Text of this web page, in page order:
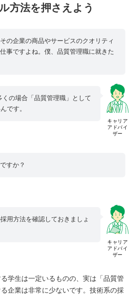
方法を押さえよう
の企業の商品やサービスのクオリティ
事ですよね。僕、品質管理職に就きた
キャリア
アドバイ
ザー
くの場合「品質管理職」として
です。
すか？
キャリア
アドバイ
ザー
用方法を確認しておきましょ
学生は一定いるものの、実は「品質管
企業は非常に少ないです。技術系の採